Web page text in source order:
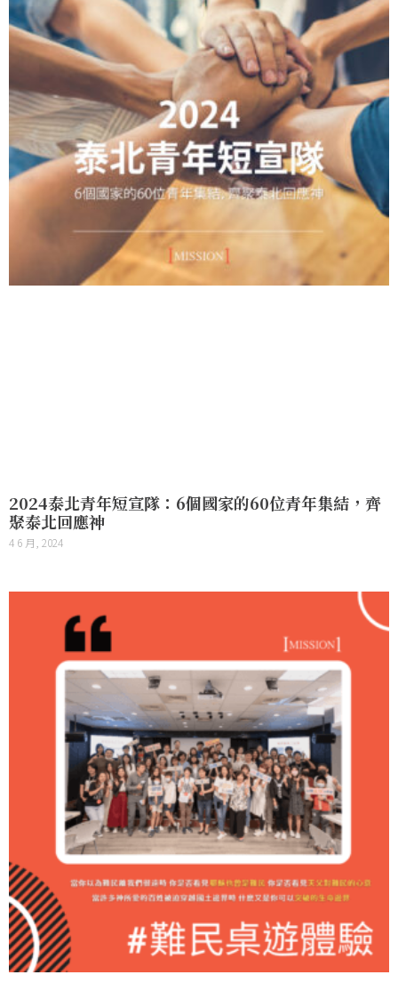
2024泰北青年短宣隊：6個國家的60位青年集結，齊
聚泰北回應神
4 6 月, 2024